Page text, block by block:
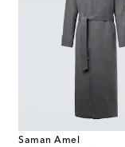
Saman Amel